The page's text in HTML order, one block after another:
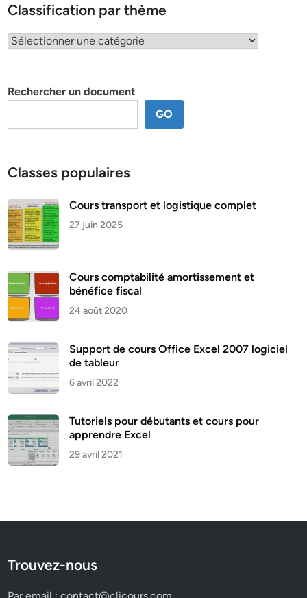
Classification par thème
Classification
Rechercher un document
GO
Classes populaires
Cours transport et logistique complet
27 juin 2025
Cours comptabilité amortissement et
bénéfice fiscal
24 août 2020
Support de cours Office Excel 2007 logiciel
de tableur
6 avril 2022
Tutoriels pour débutants et cours pour
apprendre Excel
29 avril 2021
Trouvez-nous